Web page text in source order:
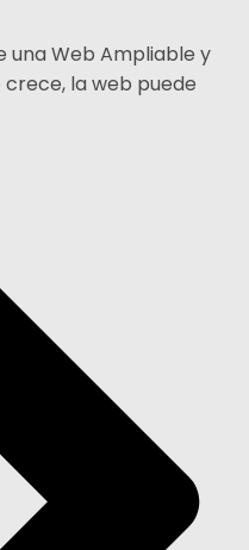
una Web Ampliable y
la web puede